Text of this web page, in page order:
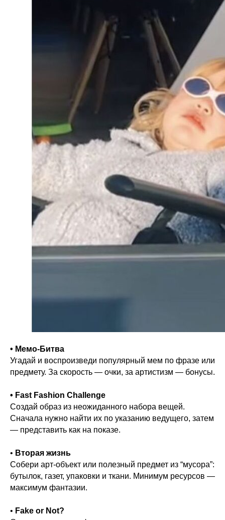
• Мемо-Битва
Угадай и воспроизведи популярный мем по фразе или
предмету. За скорость — очки, за артистизм — бонусы.
• Fast Fashion Challenge
Создай образ из неожиданного набора вещей.
Сначала нужно найти их по указанию ведущего, затем
— представить как на показе.
• Вторая жизнь
Собери арт-объект или полезный предмет из “мусора”:
бутылок, газет, упаковки и ткани. Минимум ресурсов —
максимум фантазии.
• Fake or Not?